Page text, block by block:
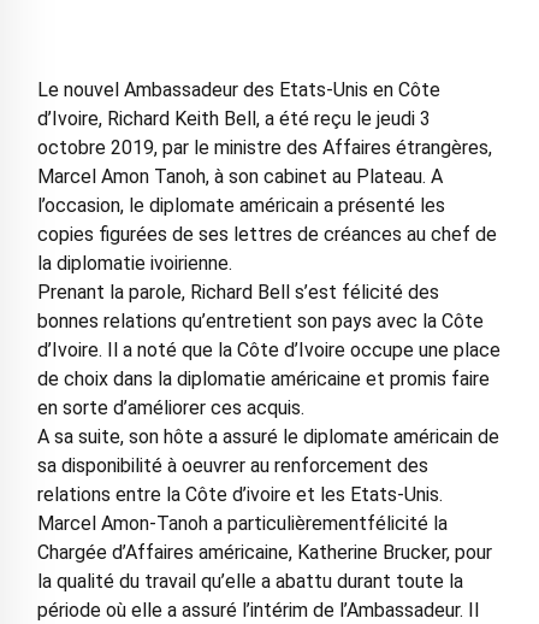
Le nouvel Ambassadeur des Etats-Unis en Côte
d’Ivoire, Richard Keith Bell, a été reçu le jeudi 3
octobre 2019, par le ministre des Affaires étrangères,
Marcel Amon Tanoh, à son cabinet au Plateau. A
l’occasion, le diplomate américain a présenté les
copies figurées de ses lettres de créances au chef de
la diplomatie ivoirienne.
Prenant la parole, Richard Bell s’est félicité des
bonnes relations qu’entretient son pays avec la Côte
d’Ivoire. Il a noté que la Côte d’Ivoire occupe une place
de choix dans la diplomatie américaine et promis faire
en sorte d’améliorer ces acquis.
A sa suite, son hôte a assuré le diplomate américain de
sa disponibilité à oeuvrer au renforcement des
relations entre la Côte d’ivoire et les Etats-Unis.
Marcel Amon-Tanoh a particulièrementfélicité la
Chargée d’Affaires américaine, Katherine Brucker, pour
la qualité du travail qu’elle a abattu durant toute la
période où elle a assuré l’intérim de l’Ambassadeur. Il